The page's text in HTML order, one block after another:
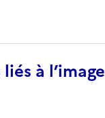
à l’image